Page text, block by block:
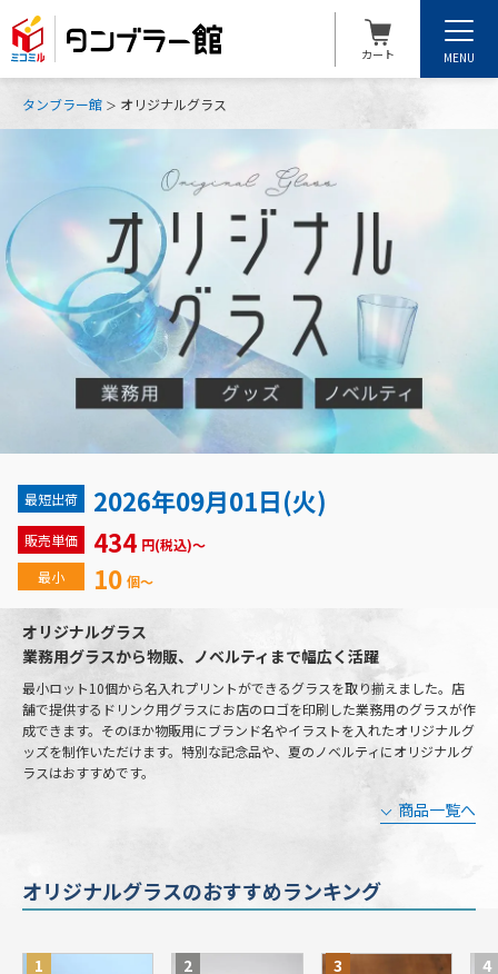
カート MENU
タンブラー館 オリジナルグラス
最短出荷 2026年09月01日(火)
販売単価 434 円(税込)～
最小
10 個～
オリジナルグラス
業務用グラスから物販、ノベルティまで幅広く活躍
最小ロット10個から名入れプリントができるグラスを取り揃えました。店
舗で提供するドリンク用グラスにお店のロゴを印刷した業務用のグラスが作
成できます。そのほか物販用にブランド名やイラストを入れたオリジナルグ
ッズを制作いただけます。特別な記念品や、夏のノベルティにオリジナルグ
ラスはおすすめです。
商品一覧へ
オリジナルグラスのおすすめランキング